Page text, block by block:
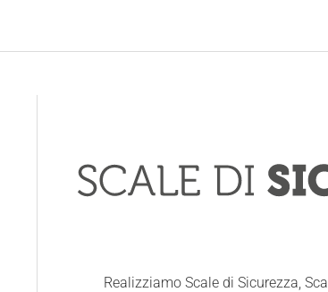
Realizziamo Scale di Sicurezza,